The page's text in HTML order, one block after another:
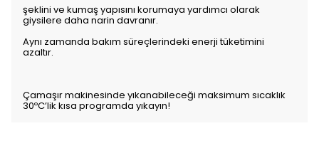
şeklini ve kumaş yapısını korumaya yardımcı olarak
giysilere daha narin davranır.
Aynı zamanda bakım süreçlerindeki enerji tüketimini
azaltır.
Çamaşır makinesinde yıkanabileceği maksimum sıcaklık
30ºC’lik kısa programda yıkayın!